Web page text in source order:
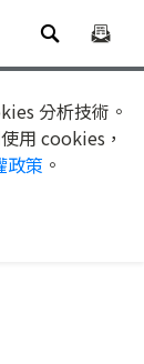
分析技術。
用 cookies，
政策 。